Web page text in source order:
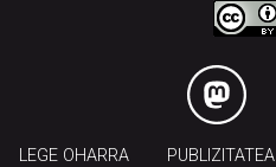
LEGE OHARRA PUBLIZITATEA